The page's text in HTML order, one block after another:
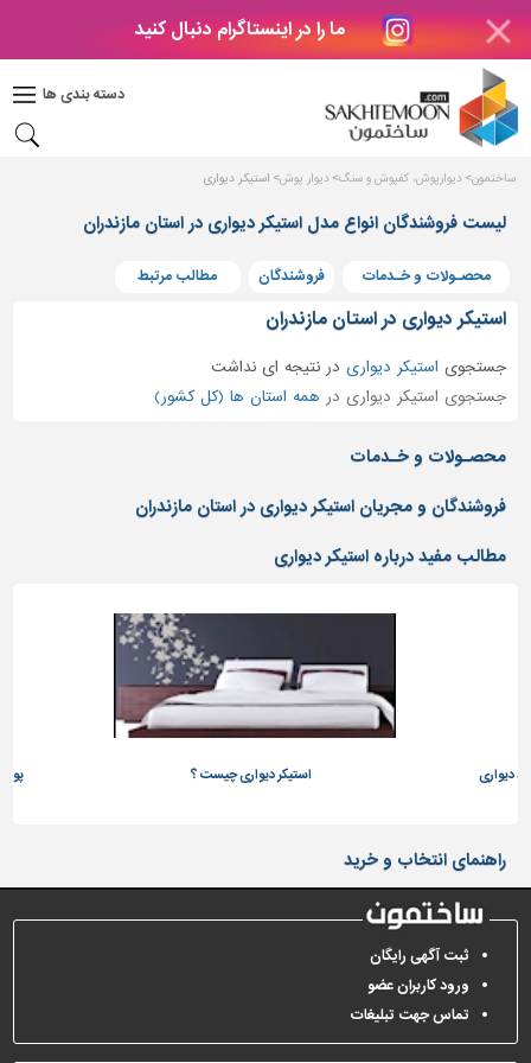
ما را در اینستاگرام دنبال کنید
دسته بندی ها
دکوراسیون
بتن
های
بتنی
و
پنجره
ساختمانی
نرده
و
حفاظ
کفپوش
محوطه
سازی
نما
ساخت
ساز
ساختمون دیوارپوش، کفپوش و سنگ دیوار پوش استیکر دیواری
لیست فروشندگان انواع مدل استیکر دیواری در استان مازندران
محصـولات و خـدمات فروشندگان مطالب مرتبط
استیکر دیواری در استان مازندران
جستجوی استیکر دیواری درنتیجه ای نداشت
جستجوی استیکر دیواری در همه استان ها (کل کشور)
محصـولات و خـدمات
فروشندگان و مجریان استیکر دیواری در استان مازندران
مطالب مفید درباره استیکر دیواری
دیواری استیکر دیواری چیست ؟
راهنمای انتخاب و خرید
ثبت آگهی رایگان
ورود کاربران عضو
تماس جهت تبلیغات